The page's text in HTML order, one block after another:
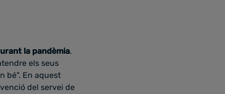
la pandèmia.
els seus
bé". En aquest
del servei de